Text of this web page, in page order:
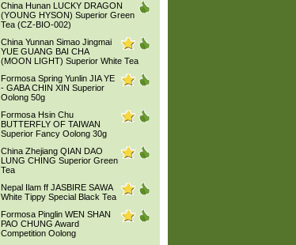
China Hunan LUCKY DRAGON
(YOUNG HYSON) Superior Green
Tea (CZ-BIO-002)
China Yunnan Simao Jingmai
YUE GUANG BAI CHA
(MOON LIGHT) Superior White Tea
Formosa Spring Yunlin JIA YE
- GABA CHIN XIN Superior
Oolong 50g
Formosa Hsin Chu
BUTTERFLY OF TAIWAN
Superior Fancy Oolong 30g
China Zhejiang QIAN DAO
LUNG CHING Superior Green
Tea
Nepal Ilam ff JASBIRE SAWA
White Tippy Special Black Tea
Formosa Pinglin WEN SHAN
PAO CHUNG Award
Competition Oolong